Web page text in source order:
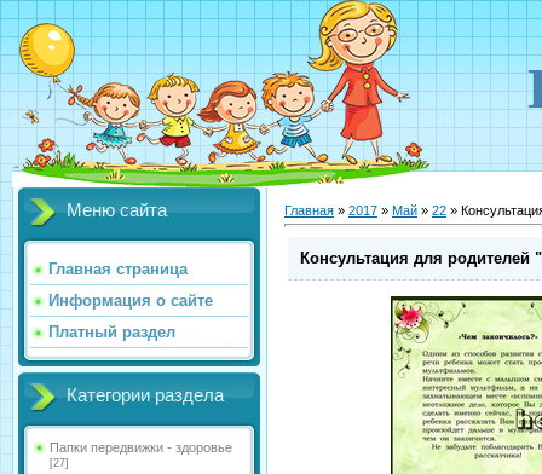
Меню сайта
Главная страница
Информация о сайте
Платный раздел
Категории раздела
Папки передвижки - здоровье
[27]
Главная » 2017 » Май » 22 »
Консультация для родителей